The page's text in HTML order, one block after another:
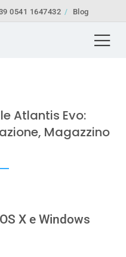
0541 1647432 Blog
Atlantis Evo:
Magazzino
X e Windows